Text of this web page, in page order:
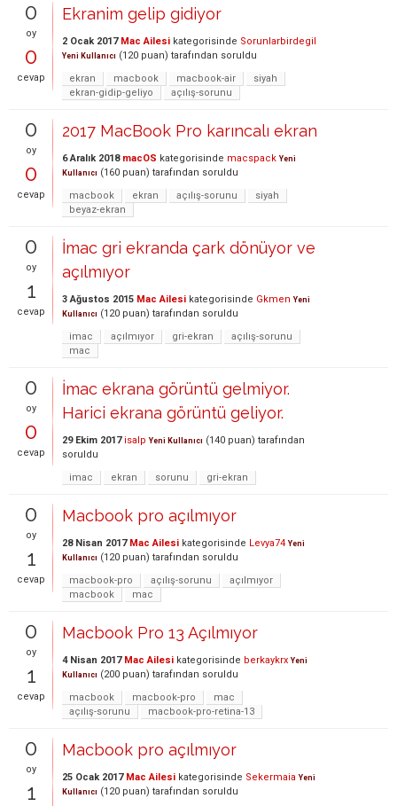
0
oy
0
cevap
Ekranim gelip gidiyor
2 Ocak 2017 Mac Ailesi kategorisinde Sorunlarbirdegil
Yeni Kullanıcı (120 puan) tarafından soruldu
ekran
macbook macbook-air
siyah
ekran-gidip-geliyo
açılış-sorunu
0
oy
0
cevap
2017 MacBook Pro karıncalı ekran
6 Aralık 2018 macOS kategorisinde macspack Yeni
Kullanıcı (160 puan) tarafından soruldu
macbook
ekran açılış-sorunu
siyah
beyaz-ekran
0
oy
1
cevap
İmac gri ekranda çark dönüyor ve
açılmıyor
3 Ağustos 2015 Mac Ailesi kategorisinde Gkmen Yeni
Kullanıcı (120 puan) tarafından soruldu
imac
açılmıyor gri-ekran
açılış-sorunu
mac
0
oy
0
cevap
İmac ekrana görüntü gelmiyor.
Harici ekrana görüntü geliyor.
29 Ekim 2017 isalp Yeni Kullanıcı (140 puan) tarafından
soruldu
imac
ekran sorunu gri-ekran
0
oy
1
cevap
Macbook pro açılmıyor
28 Nisan 2017 Mac Ailesi kategorisinde Levya74 Yeni
Kullanıcı (120 puan) tarafından soruldu
macbook-pro
açılış-sorunu
açılmıyor
macbook
mac
0
oy
1
cevap
Macbook Pro 13 Açılmıyor
4 Nisan 2017 Mac Ailesi kategorisinde berkaykrx Yeni
Kullanıcı (200 puan) tarafından soruldu
macbook
macbook-pro
mac
açılış-sorunu
macbook-pro-retina-13
0
oy
1
Macbook pro açılmıyor
25 Ocak 2017 Mac Ailesi kategorisinde Sekermaia Yeni
Kullanıcı (120 puan) tarafından soruldu